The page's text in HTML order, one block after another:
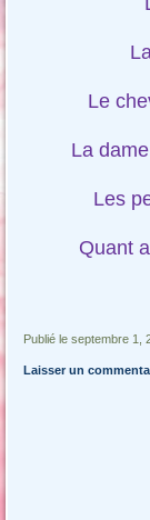
Le
La
Les
Quant
Publié le septembre 1,
Laisser un